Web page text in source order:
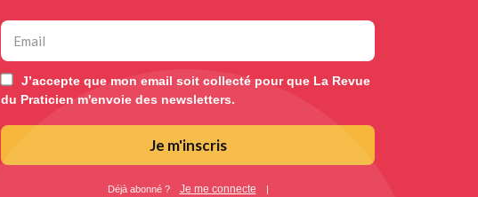
J’accepte que mon email soit collecté pour que La Revue
du Praticien m'envoie des newsletters.
Je m'inscris
Déjà abonné ? Je me connecte |